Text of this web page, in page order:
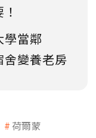
學當鄰
舍變養老房
荷爾蒙